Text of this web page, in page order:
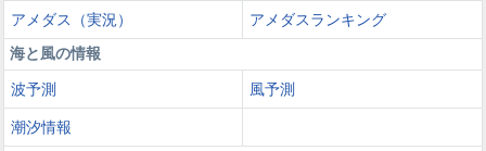
アメダス（実況）
アメダスランキング
海と風の情報
波予測 風予測
潮汐情報